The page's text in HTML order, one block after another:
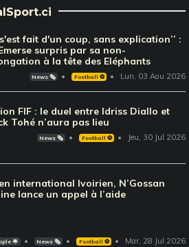
s'est fait d'un coup, sans explication’’ :
surpris par sa non-
à la tête des Eléphants
News 🗞️ Football ⚽️ Lun, 03 Aou 2026
FIF : le duel entre Idriss Diallo et
Tohé n’aura pas lieu
News 🗞️ Football ⚽️ Jeu, 30 Jul 2026
international Ivoirien, N’Gossan
lance un appel à l’aide
🌟 News 🗞️ Football ⚽️ Mar, 28 Jul 2026